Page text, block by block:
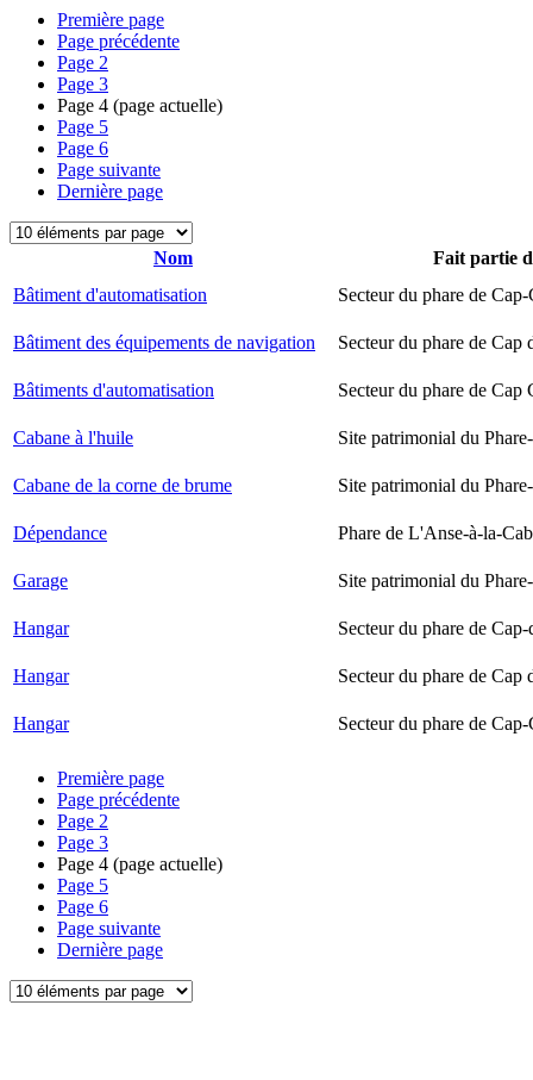
Première page
Page précédente
Page 2
Page 3
Page 4 (page actuelle)
Page 5
Page 6
Page suivante
Dernière page
Nom
Fait partie
Bâtiment d'automatisation
Secteur du phare de Cap-
Bâtiment des équipements de navigation Secteur du phare de Cap
Bâtiments d'automatisation Secteur du phare de Cap
Cabane à l'huile Site patrimonial du
Cabane de la corne de brume Site patrimonial du
Dépendance Phare de L'Anse-à-la-
Garage Site patrimonial du
Hangar Secteur du phare de Cap-
Hangar Secteur du phare de Cap
Hangar Secteur du phare de Cap-
Première page
Page précédente
Page 2
Page 3
Page 4 (page actuelle)
Page 5
Page 6
Page suivante
Dernière page